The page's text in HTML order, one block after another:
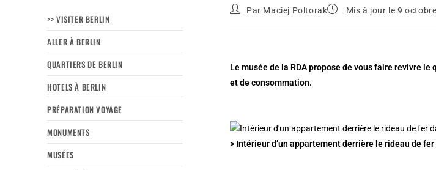
>> VISITER BERLIN
ALLER À BERLIN
QUARTIERS DE BERLIN
HOTELS À BERLIN
PRÉPARATION VOYAGE
MONUMENTS
MUSÉES
Par Maciej Poltorak Mis à jour le 9
Le musée de la RDA propose de vous faire revivre
et de consommation.
> Intérieur d’un appartement derrière le rideau de